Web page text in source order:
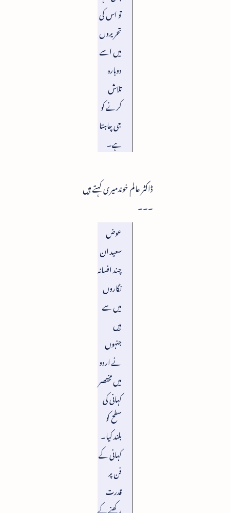
تو اس کی
تحریروں
میں اسے
دوبارہ
تلاش
کرنے کو
جی چاہتا
ہے۔
ڈاکٹر عالم خوندمیری کہتے ہیں
۔۔۔
عوض
سعید ان
چند افسانہ
نگاروں
میں سے
ہیں
جنہوں
نے اردو
میں مختصر
کہانی کی
سطح کو
بلند کیا۔
کہانی کے
فن پر
قدرت
رکھنے کے